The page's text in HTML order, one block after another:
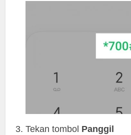
Tekan tombol Panggil